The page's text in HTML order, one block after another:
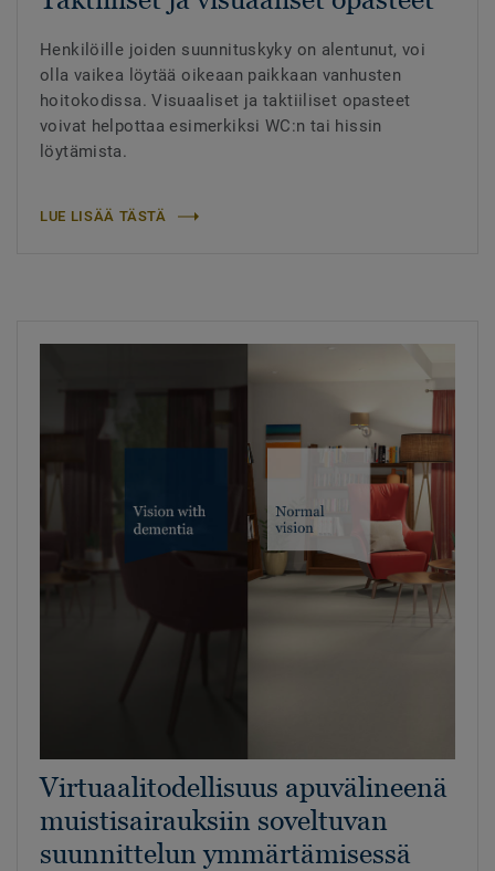
Henkilöille joiden suunnituskyky on alentunut, voi
olla vaikea löytää oikeaan paikkaan vanhusten
hoitokodissa. Visuaaliset ja taktiiliset opasteet
voivat helpottaa esimerkiksi WC:n tai hissin
löytämista.
LUE LISÄÄ TÄSTÄ
Virtuaalitodellisuus apuvälineenä
muistisairauksiin soveltuvan
suunnittelun ymmärtämisessä